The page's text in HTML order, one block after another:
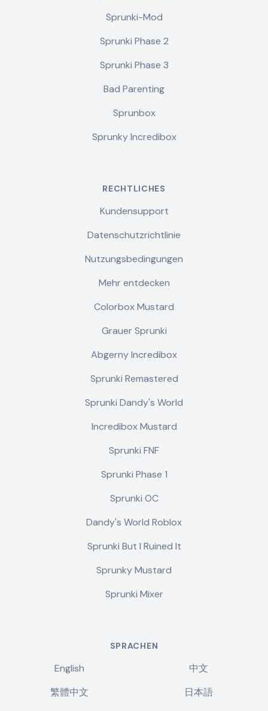
Sprunki-Mod
Sprunki Phase 2
Sprunki Phase 3
Bad Parenting
Sprunbox
Sprunky Incredibox
RECHTLICHES
Kundensupport
Datenschutzrichtlinie
Nutzungsbedingungen
Mehr entdecken
Colorbox Mustard
Grauer Sprunki
Abgerny Incredibox
Sprunki Remastered
Sprunki Dandy's World
Incredibox Mustard
Sprunki FNF
Sprunki Phase 1
Sprunki OC
Dandy's World Roblox
Sprunki But I Ruined It
Sprunky Mustard
Sprunki Mixer
SPRACHEN
English
中文
繁體中文
日本語